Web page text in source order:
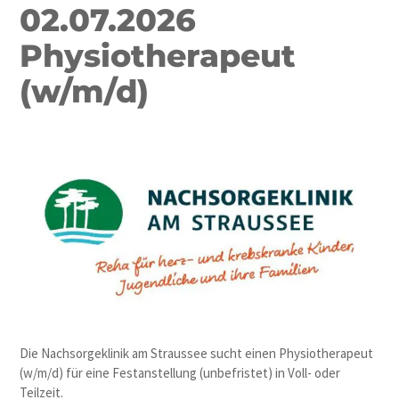
02.07.2026
Physiotherapeut
(w/m/d)
Die Nachsorgeklinik am Straussee sucht einen Physiotherapeut
(w/m/d) für eine Festanstellung (unbefristet) in Voll- oder
Teilzeit.